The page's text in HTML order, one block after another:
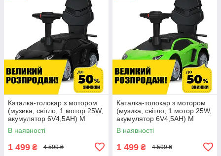
Каталка-толокар з мотором
(музика, світло, 1 мотор 25W,
акумулятор 6V4,5AH) M
5777EBL-2 Чорний
В наявності
1 499 ₴ 4 599 ₴
Каталка-толокар з мотором
(музика, світло, 1 мотор 25W,
акумулятор 6V4,5AH) M
5777EBL-5 Зелений
В наявності
1 499 ₴ 4 599 ₴